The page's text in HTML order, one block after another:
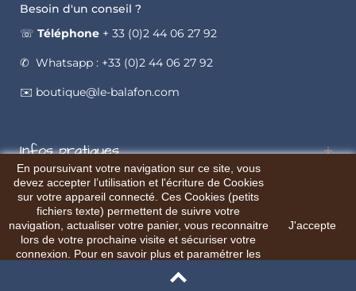
En poursuivant votre navigation sur ce site, vous
devez accepter l’utilisation et l'écriture de Cookies
sur votre appareil connecté. Ces Cookies (petits
fichiers texte) permettent de suivre votre
navigation, actualiser votre panier, vous reconnaitre
lors de votre prochaine visite et sécuriser votre
connexion. Pour en savoir plus et paramétrer les
web-cookies-et-autres-traceurs/que-dit-la-loi/
J'accepte
Besoin d'un conseil ?
☏ Téléphone + 33 (0)2 44 06 27 92
✆ Whatsapp : +33 (0)2 44 06 27 92
✉️ boutique@le-balafon.com
Infos pratiques
© Le BalafonSite web réalisé par l'agence AXYOLE